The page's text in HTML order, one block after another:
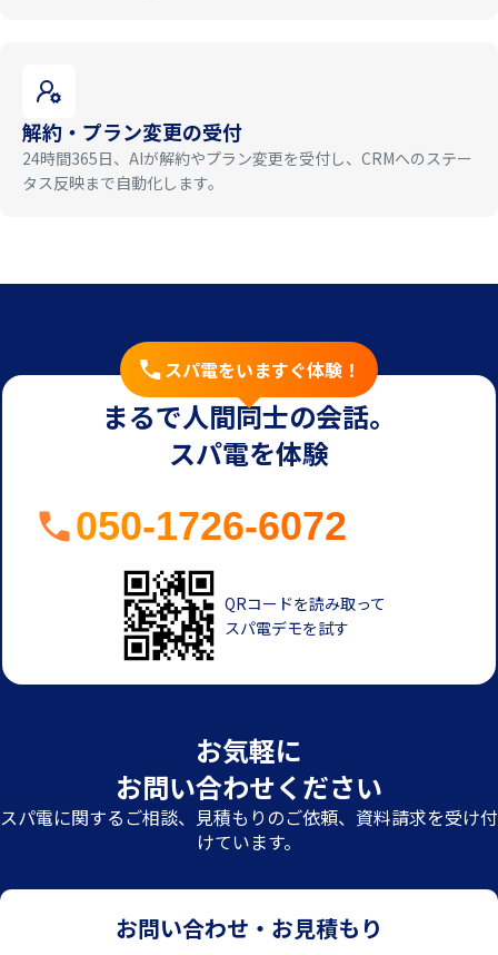
解約・プラン変更の受付
24時間365日、AIが解約やプラン変更を受付し、CRMへのステー
タス反映まで自動化します。
スパ電をいますぐ体験！
まるで人間同士の会話。
スパ電を体験
050-1726-6072
QRコードを読み取って
スパ電デモを試す
お気軽に
お問い合わせください
スパ電に関するご相談、見積もりのご依頼、資料請求を受け付
けています。
お問い合わせ・お見積もり